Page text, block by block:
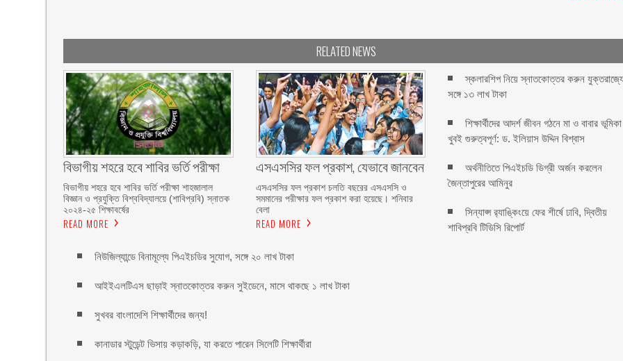
RELATED NEWS
বিভাগীয় শহরে হবে শাবির ভর্তি পরীক্ষা
বিভাগীয় শহরে হবে শাবির ভর্তি পরীক্ষা শাহজালাল
বিজ্ঞান ও প্রযুক্তি বিশ্ববিদ্যালয়ে (শাবিপ্রবি) স্নাতক
২০২৪-২৫ শিক্ষাবর্ষের
READ MORE
এসএসসির ফল প্রকাশ, যেভাবে জানবেন
এসএসসির ফল প্রকাশ চলতি বছরের এসএসসি ও
সমমানের পরীক্ষার ফল প্রকাশ করা হয়েছে। শনিবার
বেলা
READ MORE
স্কলারশিপ নিয়ে স্নাতকোত্তর করুন
সঙ্গে ১৩ লাখ টাকা
শিক্ষার্থীদের আদর্শ জীবন গঠনে মা ও বাবার ভূমিকা
খুবই গুরুত্বপূর্ণ: ড. ইলিয়াস উদ্দিন বিশ্বাস
অর্থনীতিতে পিএইচডি ডিগ্রী অর্জন করলেন
জৈন্তাপুরের আমিনুর
সিন্যাপ্স র‍্যাঙ্কিংয়ে ফের শীর্ষে ঢাবি, দ্বিতীয়
শাবিপ্রবি টিডিসি রিপোর্ট
নিউজিল্যান্ডে বিনামূল্যে পিএইচডির সুযোগ, সঙ্গে ২০ লাখ টাকা
আইইএলটিএস ছাড়াই স্নাতকোত্তর করুন সুইডেনে, মাসে থাকছে ১ লাখ টাকা
সুখবর বাংলাদেশি শিক্ষার্থীদের জন্য!
কানাডার স্টুডেন্ট ভিসায় কড়াকড়ি, যা করতে পারেন সিলেটি শিক্ষার্থীরা